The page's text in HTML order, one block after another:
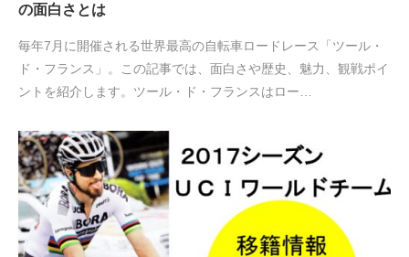
の面白さとは
毎年7月に開催される世界最高の自転車ロードレース「ツール・
ド・フランス」。この記事では、面白さや歴史、魅力、観戦ポイ
ントを紹介します。ツール・ド・フランスはロー…